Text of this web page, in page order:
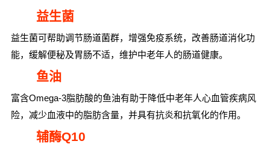
益生菌
益生菌可帮助调节肠道菌群，增强免疫系统，改善肠道消化功
能，缓解便秘及胃肠不适，维护中老年人的肠道健康。
鱼油
富含Omega-3脂肪酸的鱼油有助于降低中老年人心血管疾病风
险，减少血液中的脂肪含量，并具有抗炎和抗氧化的作用。
辅酶Q10